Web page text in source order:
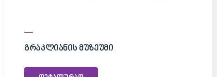
Გრაკლიანის Მუზეუმი